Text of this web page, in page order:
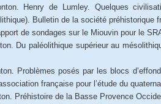
Henry de Lumley. Quelques
Bulletin de la société préhistorique
de sondages sur le Miouvin pour le
Du paléolithique supérieur au
Problèmes posés par les blocs
française pour l’étude du
Préhistoire de la Basse Provence